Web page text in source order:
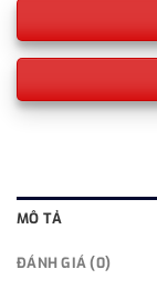
MÔ TẢ
ĐÁNH GIÁ (0)